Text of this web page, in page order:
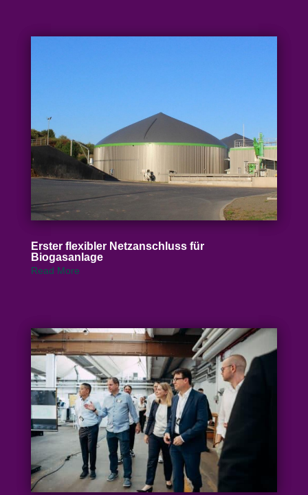
Erster flexibler Netz­an­schluss für
Biogasanlage
Read More